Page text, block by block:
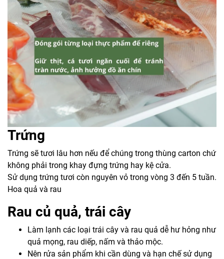
Trứng
Trứng sẽ tươi lâu hơn nếu để chúng trong thùng carton chứ
không phải trong khay đựng trứng hay kệ cửa.
Sử dụng trứng tươi còn nguyên vỏ trong vòng 3 đến 5 tuần.
Hoa quả và rau
Rau củ quả, trái cây
Làm lạnh các loại trái cây và rau quả dễ hư hỏng như
quả mọng, rau diếp, nấm và thảo mộc.
Nên rửa sản phẩm khi cần dùng và hạn chế sử dụng